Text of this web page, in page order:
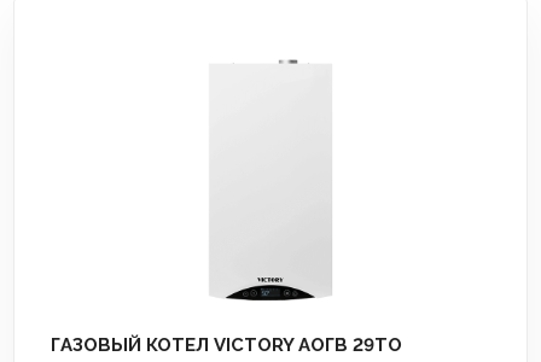
ГАЗОВЫЙ КОТЕЛ VICTORY АОГВ 29TO